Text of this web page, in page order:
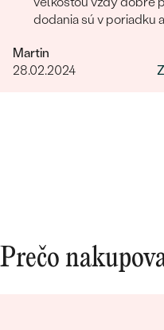
dodania sú v poriadku
Martin
28.02.2024
Prečo